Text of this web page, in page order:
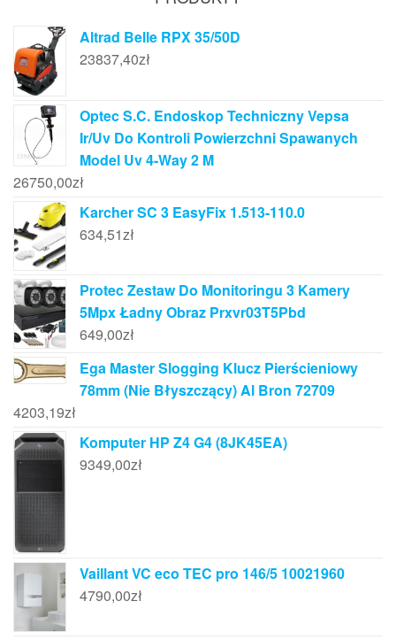
Altrad Belle RPX 35/50D
23837,40zł
Optec S.C. Endoskop Techniczny Vepsa
Ir/Uv Do Kontroli Powierzchni Spawanych
Model Uv 4-Way 2 M
26750,00zł
Karcher SC 3 EasyFix 1.513-110.0
634,51zł
Protec Zestaw Do Monitoringu 3 Kamery
5Mpx Ładny Obraz Prxvr03T5Pbd
649,00zł
Ega Master Slogging Klucz Pierścieniowy
78mm (Nie Błyszczący) Al Bron 72709
4203,19zł
Komputer HP Z4 G4 (8JK45EA)
9349,00zł
Vaillant VC eco TEC pro 146/5 10021960
4790,00zł